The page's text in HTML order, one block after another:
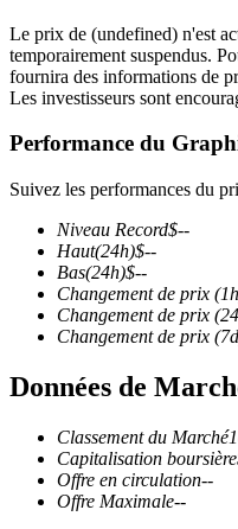
Futures USDT
Futures utilisant l'USDT
Futures COIN-M
Contrats à terme sur
TradFi
Le prix de (undefined) n'est
temporairement suspendus.
fournira des informations de
Les investisseurs sont
Performance du
Suivez les performances du
Niveau Record$--
Haut(24h)$--
Bas(24h)$--
Changement de prix
Changement de prix
Changement de prix
Données de
Classement du Marché
Capitalisation boursière
Offre en circulation--
Offre Maximale--